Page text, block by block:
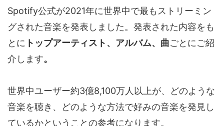
Spotify公式が2021年に世界中で最もストリーミン
グされた音楽を発表しました。発表された内容をも
とに トップアーティスト、アルバム、曲ごとにご紹
介します。
世界中ユーザー約3億8,100万人以上が、どのような
音楽を聴き、どのような方法で好みの音楽を発見し
ているかということの参考になります。